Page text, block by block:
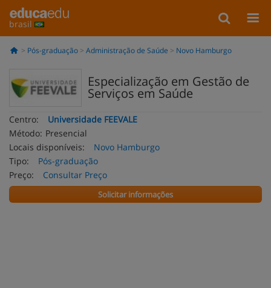
brasil
Pós-graduação Administração de Saúde Novo Hamburgo
Especialização em Gestão de
Serviços em Saúde
Centro:
Universidade FEEVALE
Método: Presencial
Locais disponíveis:
Novo Hamburgo
Tipo:
Pós-graduação
Preço:
Consultar Preço
Solicitar informações